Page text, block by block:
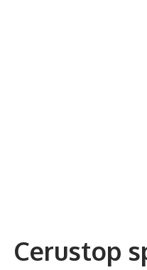
Cerustop